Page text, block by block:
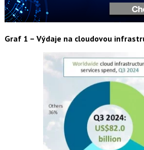
Graf 1 – Výdaje na cloudovou